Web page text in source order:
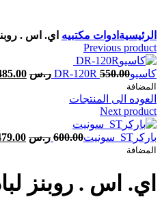
الرئيسية ادوات مكتبيه
Previous product
550.00 ر.س
المضافة
العوده الى المنتجات
Next product
600.00 ر.س
المضافة